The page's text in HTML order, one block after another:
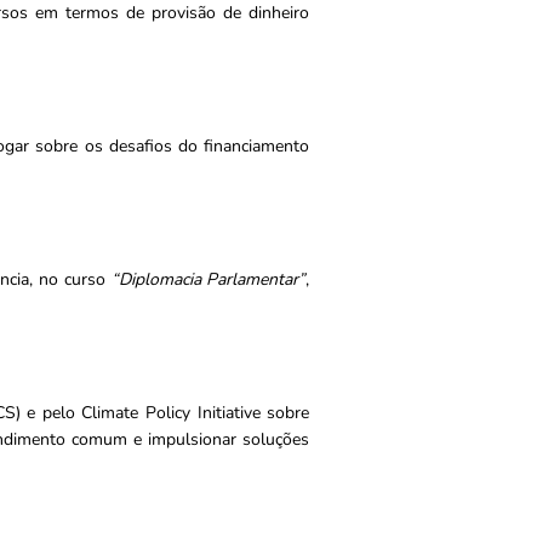
em termos de provisão de dinheiro
sobre os desafios do financiamento
no curso “Diplomacia Parlamentar”,
e pelo Climate Policy Initiative sobre
comum e impulsionar soluções